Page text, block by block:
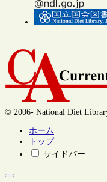
© 2006- National Diet
ホーム
トップ
サイドバー